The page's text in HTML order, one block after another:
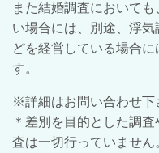
また結婚調査において
い場合には、別途、浮
どを経営している場合
す。
※詳細はお問い合わせ下
＊差別を目的とした調
査は一切行っていません